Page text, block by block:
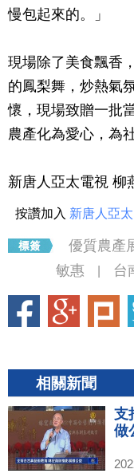
慢包起來的。」
現場除了美食飄香
的鳳梨舞，炒熱氣
懷，現場致贈一批
農產化為愛心，為
新唐人亞太電視 柳
按讚加入 新唐人亞
優質農產
敏惠
台
相關新聞
支
做